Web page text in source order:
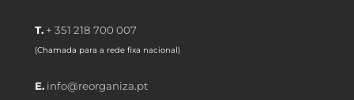
T. + 351 218 700 007
(Chamada para a rede fixa nacional)
E. info@reorganiza.pt